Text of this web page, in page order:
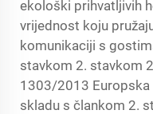
ekološki prihvatljivih
vrijednost koju
komunikaciji s
stavkom 2. stavkom
1303/2013 Europska
skladu s člankom 2.